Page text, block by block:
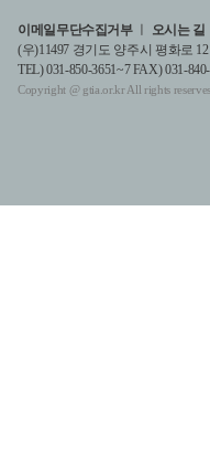
이메일무단수집거부ㅣ 오시는 길
(우)11497 경기도 양주시 평화로
TEL) 031-850-3651~7 FAX) 031-
Copyright @ gtia.or.kr All rights reserves